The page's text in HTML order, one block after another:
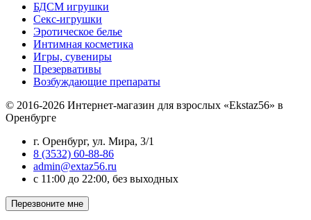
БДСМ игрушки
Секс-игрушки
Эротическое белье
Интимная косметика
Игры, сувениры
Презервативы
Возбуждающие препараты
© 2016-2026 Интернет-магазин для взрослых «Ekstaz56» в
Оренбурге
г. Оренбург, ул. Мира, 3/1
8 (3532) 60-88-86
admin@extaz56.ru
c 11:00 до 22:00, без выходных
Перезвоните мне